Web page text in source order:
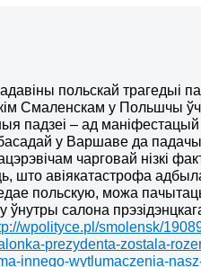
польскай трагедыі
Смаленскам у Польшчы
падзеі – ад
у Варшаве да падачы
чарговай нізкі
што авіякатастрофа
польскую, можа
ўнутры салона
wpolityce.pl/smolensk/
prezydenta-zostala-
innego-wytlumaczenia-